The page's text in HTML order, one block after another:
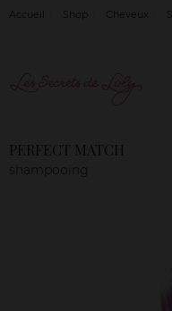
Accueil Shop Cheveux
PERFECT MATCH